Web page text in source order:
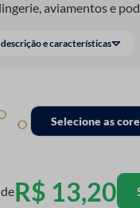
aviamentos e
e características
Selecione as
R$ 13,20